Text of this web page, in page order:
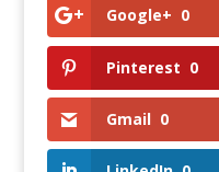
Google+ 0
Pinterest 0
Gmail 0